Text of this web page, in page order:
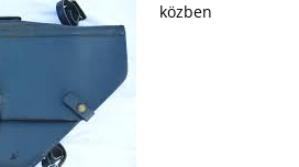
közben